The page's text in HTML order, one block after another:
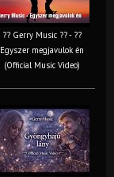
?? Gerry Music ?? - ??
Egyszer megjavulok én
(Official Music Video)